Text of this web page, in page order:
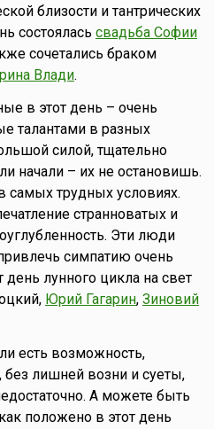
близости и тантрических
состоялась свадьба Софии
сочетались браком
Влади.
в этот день – очень
талантами в разных
силой, тщательно
начали – их не остановишь.
трудных условиях.
странноватых и
Эти люди
симпатию очень
лунного цикла на свет
Юрий Гагарин, Зиновий
есть возможность,
без лишней возни и суеты,
А можете быть
положено в этот день